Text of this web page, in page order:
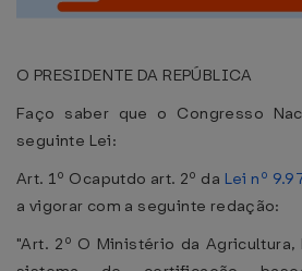
O PRESIDENTE DA REPÚBLICA
Faço saber que o Congresso
seguinte Lei:
Art. 1º Ocaputdo art. 2º da Lei nº
a vigorar com a seguinte redação:
"Art. 2º O Ministério da